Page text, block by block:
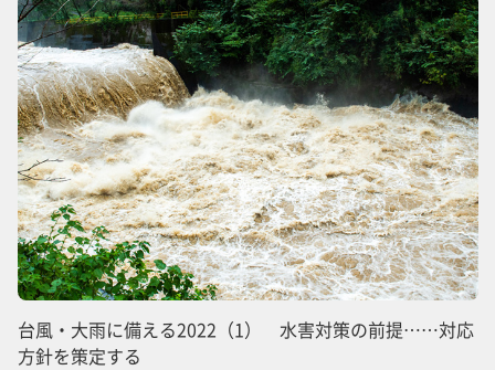
台風・大雨に備える2022（1） 水害対策の前提……対応
方針を策定する